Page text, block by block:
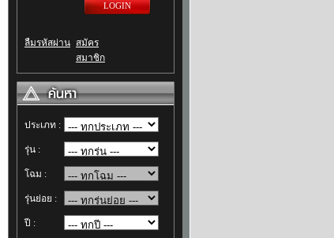
LOGIN
ลืมรหัสผ่าน สมัคร
สมาชิก
ประเภท :
รุ่น :
โฉม :
รุ่นย่อย :
ปี :